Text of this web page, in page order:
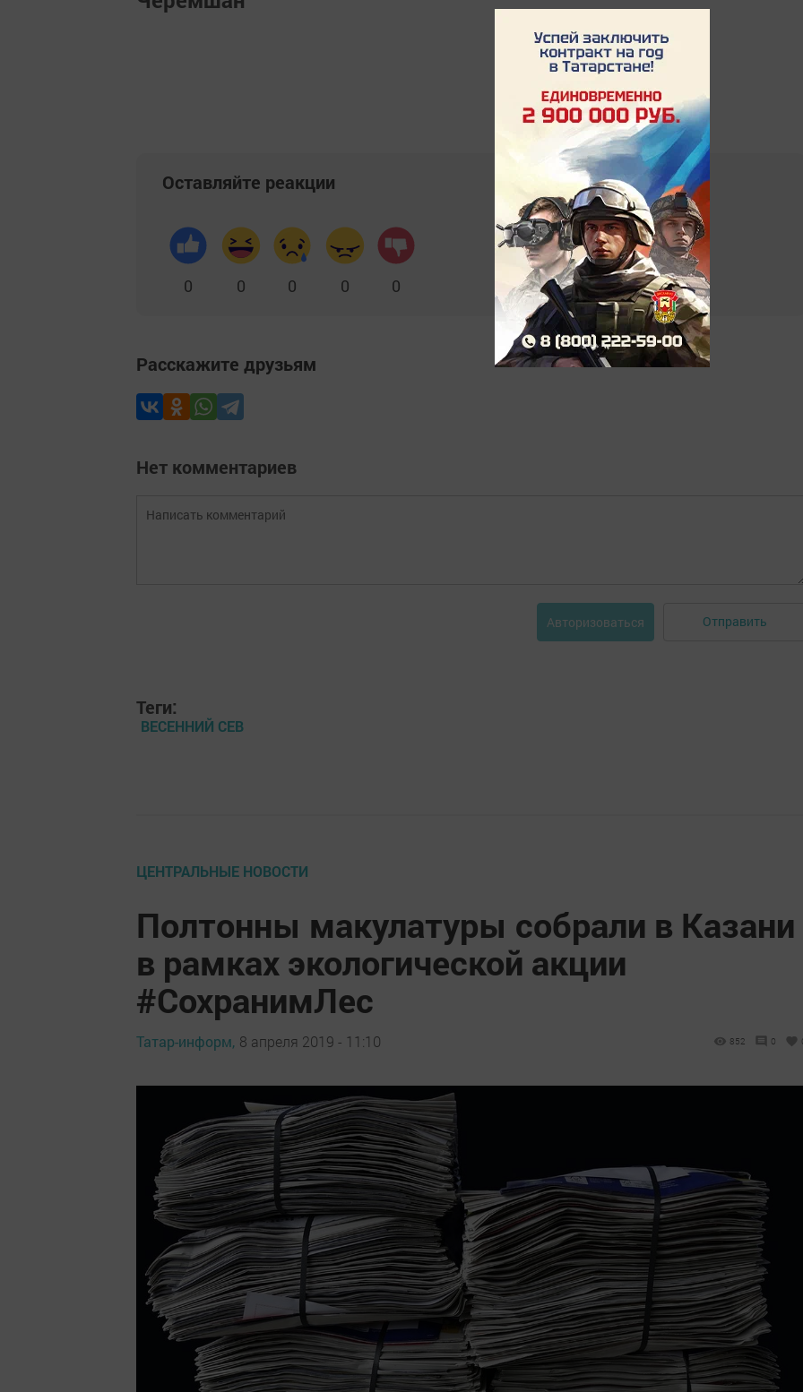
Оставляйте реакции
0 0 0 0 0
Расскажите друзьям
Нет комментариев
Авторизоваться Отправить
Теги:
ВЕСЕННИЙ СЕВ
ЦЕНТРАЛЬНЫЕ НОВОСТИ
Полтонны макулатуры собрали в Казани
в рамках экологической акции
#СохранимЛес
Татар-информ, 8 апреля 2019 - 11:10 852 0